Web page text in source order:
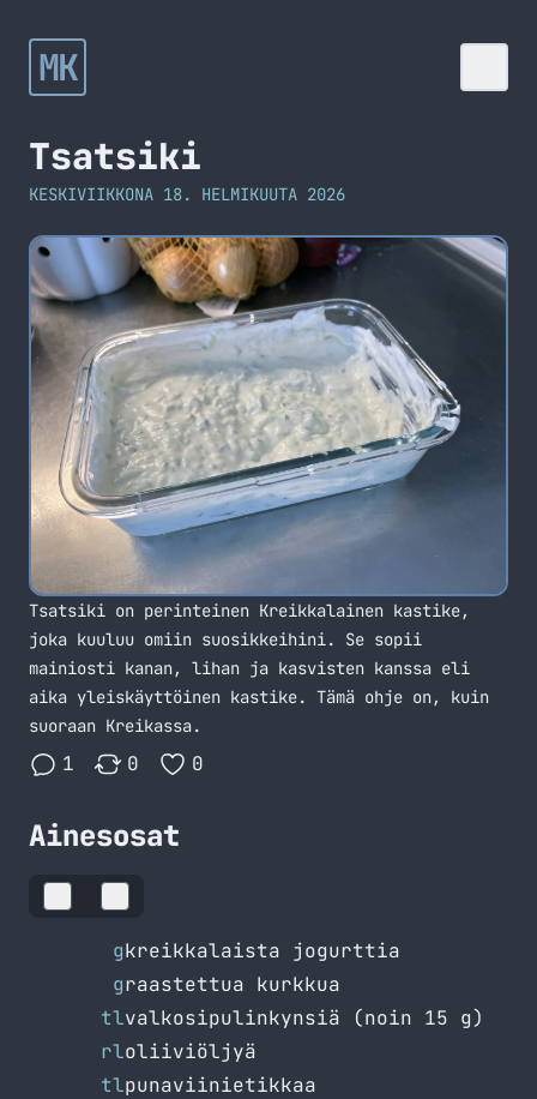
MK
Tsatsiki
KESKIVIIKKONA 18. HELMIKUUTA 2026
Tsatsiki on perinteinen Kreikkalainen kastike,
joka kuuluu omiin suosikkeihini. Se sopii
mainiosti kanan, lihan ja kasvisten kanssa eli
aika yleiskäyttöinen kastike. Tämä ohje on, kuin
suoraan Kreikassa.
1 0 0
Ainesosat
gkreikkalaista jogurttia
graastettua kurkkua
tlvalkosipulinkynsiä (noin 15 g)
rloliiviöljyä
tlpunaviinietikkaa